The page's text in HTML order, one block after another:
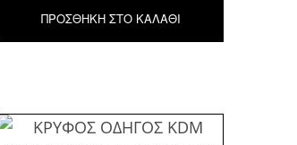
ΠΡΟΣΘΉΚΗ ΣΤΟ ΚΑΛΆΘΙ